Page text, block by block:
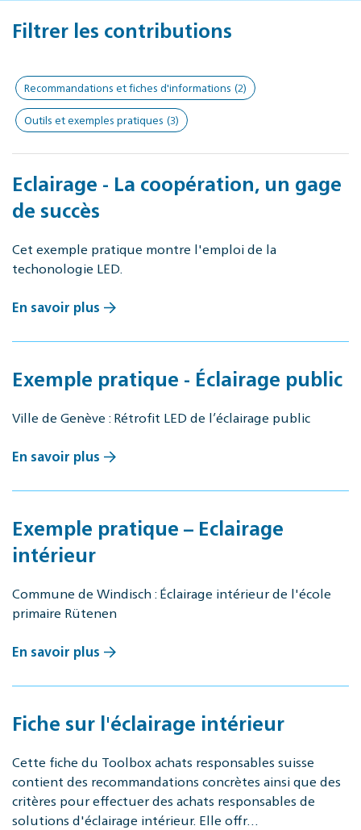
Filtrer les contributions
Recommandations et fiches d'informations (2)
Outils et exemples pratiques (3)
Eclairage - La coopération, un gage
de succès
Cet exemple pratique montre l'emploi de la
techonologie LED.
En savoir plus
Exemple pratique - Éclairage public
Ville de Genève : Rétrofit LED de l’éclairage public
En savoir plus
Exemple pratique – Eclairage
intérieur
Commune de Windisch : Éclairage intérieur de l'école
primaire Rütenen
En savoir plus
Fiche sur l'éclairage intérieur
Cette fiche du Tool­box achats res­pon­sables suisse
contient des recommandations concrètes ainsi que des
critères pour effectuer des achats responsables de
solutions d'éclairage intérieur. Elle offr…